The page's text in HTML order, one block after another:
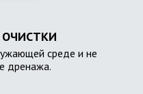
ОЧИСТКИ
среде и не
дренажа.